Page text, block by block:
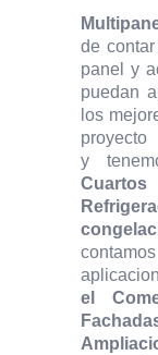
de
panel y
puedan
los
y
el